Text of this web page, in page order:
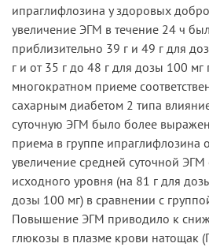
ипраглифлозина у здоровых
увеличение ЭГМ в течение 24 ч
приблизительно 39 г и 49 г для
г и от 35 г до 48 г для дозы 100
многократном приеме
сахарным диабетом 2 типа
суточную ЭГМ было более
приема в группе ипраглифлозина
увеличение средней суточной ЭГМ
исходного уровня (на 81 г для
дозы 100 мг) в сравнении с
Повышение ЭГМ приводило к
глюкозы в плазме крови натощак